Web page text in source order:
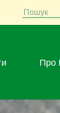
Пошук